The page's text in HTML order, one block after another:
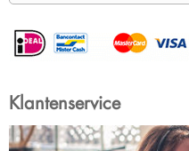
Klantenservice